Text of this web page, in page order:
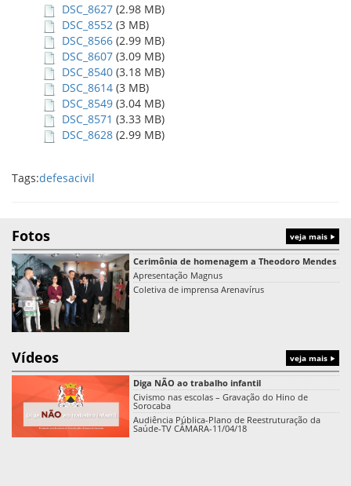
DSC_8627 (2.98 MB)
DSC_8552 (3 MB)
DSC_8566 (2.99 MB)
DSC_8607 (3.09 MB)
DSC_8540 (3.18 MB)
DSC_8614 (3 MB)
DSC_8549 (3.04 MB)
DSC_8571 (3.33 MB)
DSC_8628 (2.99 MB)
Tags:defesacivil
Fotos veja mais
Cerimônia de homenagem a Theodoro Mendes
Apresentação Magnus
Coletiva de imprensa Arenavírus
Vídeos veja mais
Diga NÃO ao trabalho infantil
Civismo nas escolas – Gravação do Hino de
Sorocaba
Audiência Pública-Plano de Reestruturação da
Saúde-TV CÂMARA-11/04/18